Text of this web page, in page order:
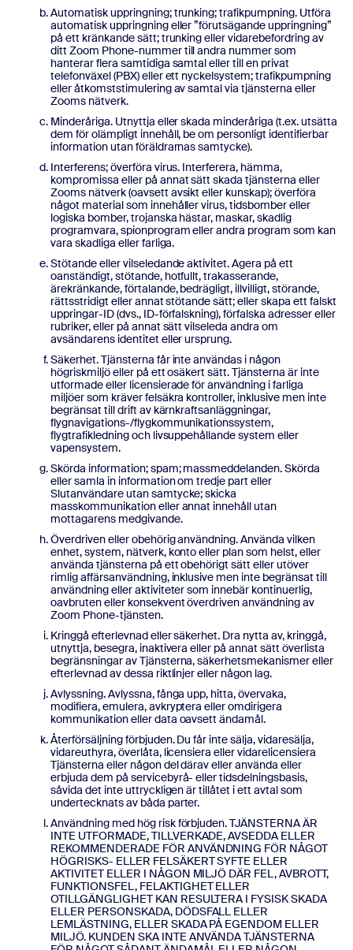
Automatisk uppringning; trunking; trafikpumpning. Utföra
automatisk uppringning eller ”förutsägande uppringning”
på ett kränkande sätt; trunking eller vidarebefordring av
ditt Zoom Phone-nummer till andra nummer som
hanterar flera samtidiga samtal eller till en privat
telefonväxel (PBX) eller ett nyckelsystem; trafikpumpning
eller åtkomststimulering av samtal via tjänsterna eller
Zooms nätverk.
Minderåriga. Utnyttja eller skada minderåriga (t.ex. utsätta
dem för olämpligt innehåll, be om personligt identifierbar
information utan föräldrarnas samtycke).
Interferens; överföra virus. Interferera, hämma,
kompromissa eller på annat sätt skada tjänsterna eller
Zooms nätverk (oavsett avsikt eller kunskap); överföra
något material som innehåller virus, tidsbomber eller
logiska bomber, trojanska hästar, maskar, skadlig
programvara, spionprogram eller andra program som kan
vara skadliga eller farliga.
Stötande eller vilseledande aktivitet. Agera på ett
oanständigt, stötande, hotfullt, trakasserande,
ärekränkande, förtalande, bedrägligt, illvilligt, störande,
rättsstridigt eller annat stötande sätt; eller skapa ett falskt
uppringar-ID (dvs., ID-förfalskning), förfalska adresser eller
rubriker, eller på annat sätt vilseleda andra om
avsändarens identitet eller ursprung.
Säkerhet. Tjänsterna får inte användas i någon
högriskmiljö eller på ett osäkert sätt. Tjänsterna är inte
utformade eller licensierade för användning i farliga
miljöer som kräver felsäkra kontroller, inklusive men inte
begränsat till drift av kärnkraftsanläggningar,
flygnavigations-/flygkommunikationssystem,
flygtrafikledning och livsuppehållande system eller
vapensystem.
Skörda information; spam; massmeddelanden. Skörda
eller samla in information om tredje part eller
Slutanvändare utan samtycke; skicka
masskommunikation eller annat innehåll utan
mottagarens medgivande.
Överdriven eller obehörig användning. Använda vilken
enhet, system, nätverk, konto eller plan som helst, eller
använda tjänsterna på ett obehörigt sätt eller utöver
rimlig affärsanvändning, inklusive men inte begränsat till
användning eller aktiviteter som innebär kontinuerlig,
oavbruten eller konsekvent överdriven användning av
Zoom Phone-tjänsten.
Kringgå efterlevnad eller säkerhet. Dra nytta av, kringgå,
utnyttja, besegra, inaktivera eller på annat sätt överlista
begränsningar av Tjänsterna, säkerhetsmekanismer eller
efterlevnad av dessa riktlinjer eller någon lag.
Avlyssning. Avlyssna, fånga upp, hitta, övervaka,
modifiera, emulera, avkryptera eller omdirigera
kommunikation eller data oavsett ändamål.
Återförsäljning förbjuden. Du får inte sälja, vidaresälja,
vidareuthyra, överlåta, licensiera eller vidarelicensiera
Tjänsterna eller någon del därav eller använda eller
erbjuda dem på servicebyrå- eller tidsdelningsbasis,
såvida det inte uttryckligen är tillåtet i ett avtal som
undertecknats av båda parter.
Användning med hög risk förbjuden. TJÄNSTERNA ÄR
INTE UTFORMADE, TILLVERKADE, AVSEDDA ELLER
REKOMMENDERADE FÖR ANVÄNDNING FÖR NÅGOT
HÖGRISKS- ELLER FELSÄKERT SYFTE ELLER
AKTIVITET ELLER I NÅGON MILJÖ DÄR FEL, AVBROTT,
FUNKTIONSFEL, FELAKTIGHET ELLER
OTILLGÄNGLIGHET KAN RESULTERA I FYSISK SKADA
ELLER PERSONSKADA, DÖDSFALL ELLER
LEMLÄSTNING, ELLER SKADA PÅ EGENDOM ELLER
MILJÖ. KUNDEN SKA INTE ANVÄNDA TJÄNSTERNA